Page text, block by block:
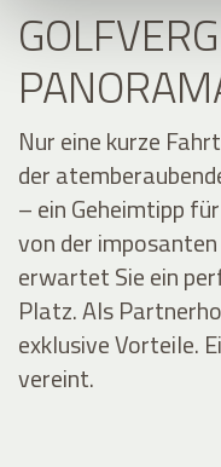
Nur eine kurze
der
– ein Geheimtipp
von der
erwartet Sie ein
Platz. Als
exklusive Vorteile.
vereint.